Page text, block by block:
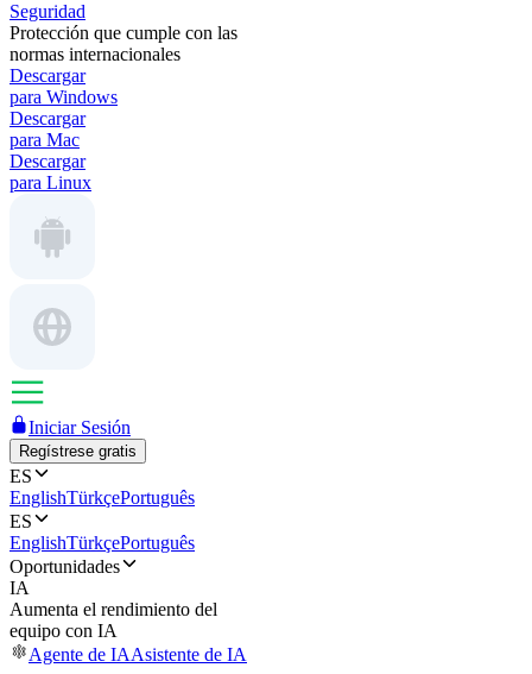
Seguridad
Protección que cumple con las
normas internacionales
Descargar
para Windows
Descargar
para Mac
Descargar
para Linux
Iniciar Sesión
Regístrese gratis
ES
EnglishTürkçePortuguês
ES
EnglishTürkçePortuguês
Oportunidades
IA
Aumenta el rendimiento del
equipo con IA
Agente de IAAsistente de IA